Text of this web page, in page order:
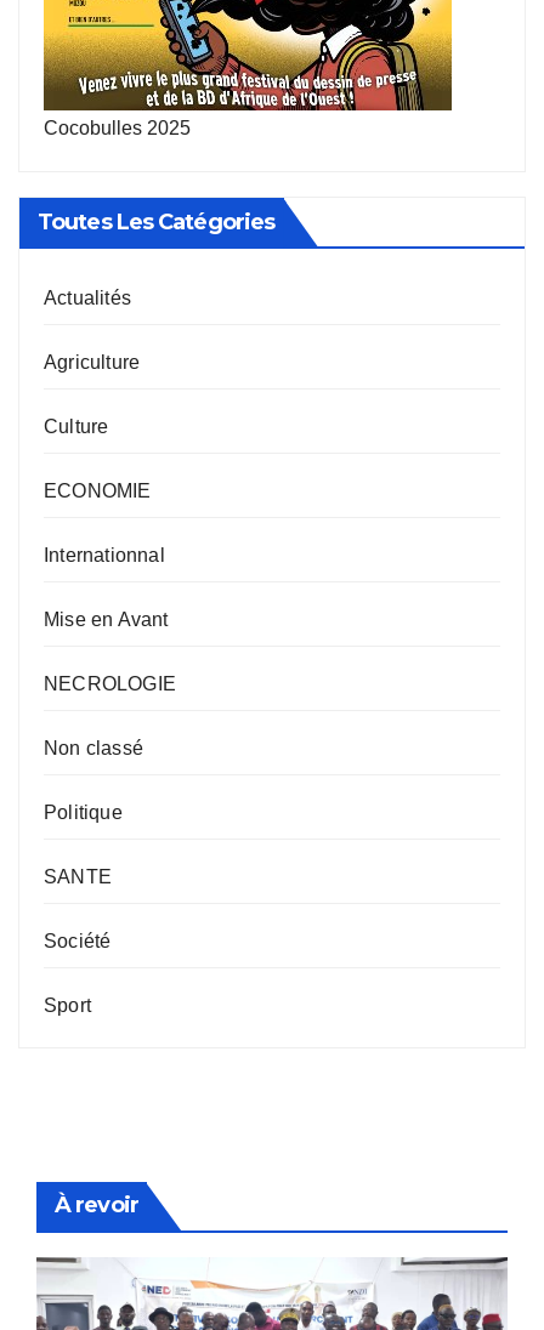
Cocobulles 2025
Toutes Les Catégories
Actualités
Agriculture
Culture
ECONOMIE
Internationnal
Mise en Avant
NECROLOGIE
Non classé
Politique
SANTE
Société
Sport
À revoir